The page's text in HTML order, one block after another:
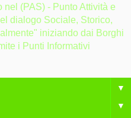
(PAS) - Punto Attività e
dialogo Sociale, Storico,
iniziando dai Borghi
i Punti Informativi
▼
▼